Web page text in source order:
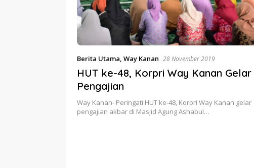
Berita Utama, Way Kanan 28 November 2019
HUT ke-48, Korpri Way Kanan Gelar
Pengajian
Way Kanan- Peringati HUT ke-48, Korpri Way Kanan gelar
pengajian akbar di Masjid Agung Ashabul…